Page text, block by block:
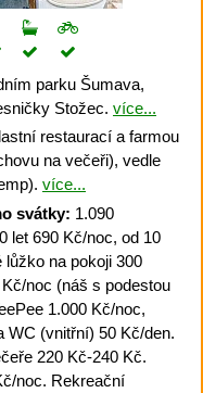
parku Šumava,
Stožec. více...
restaurací a farmou
na večeři), vedle
více...
svátky: 1.090
let 690 Kč/noc, od 10
lůžko na pokoji 300
noc (náš s podestou
1.000 Kč/noc,
WC (vnitřní) 50 Kč/den.
220 Kč-240 Kč.
noc. Rekreační